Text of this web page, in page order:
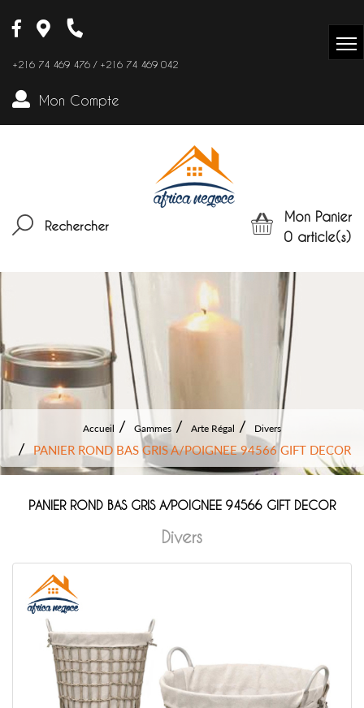
+216 74 469 476 / +216 74 469 042
Mon Compte
Rechercher
Mon Panier
0 article(s)
Accueil Gammes Arte Régal Divers
PANIER ROND BAS GRIS A/POIGNEE 94566 GIFT DECOR
PANIER ROND BAS GRIS A/POIGNEE 94566 GIFT DECOR
Divers